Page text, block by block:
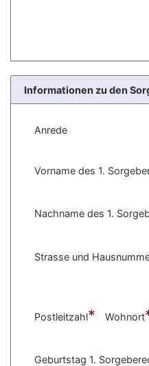
Informationen zu den
Anrede
Vorname des 1.
Nachname des 1.
Strasse und
Postleitzahl* Wohnort
Geburtstag 1.